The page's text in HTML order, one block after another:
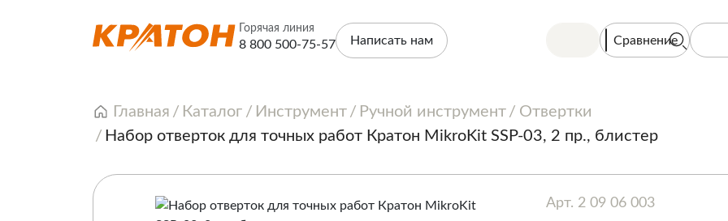
Горячая линия
8 800 500-75-57 Написать нам Сравнение
Главная Каталог Инструмент Ручной инструмент
Отвертки
Набор отверток для точных работ Кратон MikroKit SSP-03, 2 пр., блистер
Арт. 2 09 06 003